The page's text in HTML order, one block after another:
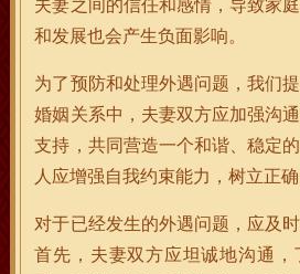
夫妻之间的信任和感情，导致家
和发展也会产生负面影响。
为了预防和处理外遇问题，我们
婚姻关系中，夫妻双方应加强沟
支持，共同营造一个和谐、稳定
人应增强自我约束能力，树立正
对于已经发生的外遇问题，应及
首先，夫妻双方应坦诚地沟通